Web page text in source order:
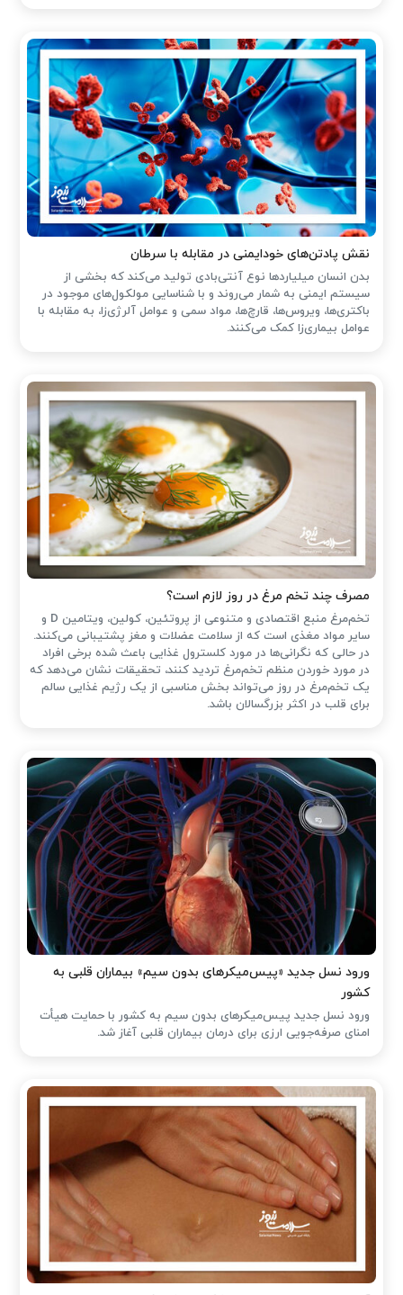
نقش پادتن‌های خودایمنی در مقابله با سرطان
بدن انسان میلیاردها نوع آنتی‌بادی تولید می‌کند که بخشی از
سیستم ایمنی به شمار می‌روند و با شناسایی مولکول‌های موجود در
باکتری‌ها، ویروس‌ها، قارچ‌ها، مواد سمی و عوامل آلرژی‌زا، به مقابله با
عوامل بیماری‌زا کمک می‌کنند.
مصرف چند تخم مرغ در روز لازم است؟
تخم‌مرغ منبع اقتصادی و متنوعی از پروتئین، کولین، ویتامین D و
سایر مواد مغذی است که از سلامت عضلات و مغز پشتیبانی می‌کنند.
در حالی که نگرانی‌ها در مورد کلسترول غذایی باعث شده ‌برخی افراد
در مورد خوردن منظم تخم‌مرغ تردید کنند، تحقیقات نشان می‌دهد که
یک تخم‌مرغ در روز می‌تواند بخش مناسبی از یک رژیم غذایی سالم
برای قلب در اکثر بزرگسالان باشد.
ورود نسل جدید «پیس‌میکرهای بدون سیم» بیماران قلبی به
کشور
ورود نسل جدید پیس‌میکرهای بدون سیم به کشور با حمایت هیأت
امنای صرفه‌جویی ارزی برای درمان بیماران قلبی آغاز شد.